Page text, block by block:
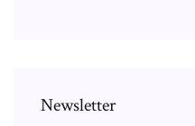
Newsletter